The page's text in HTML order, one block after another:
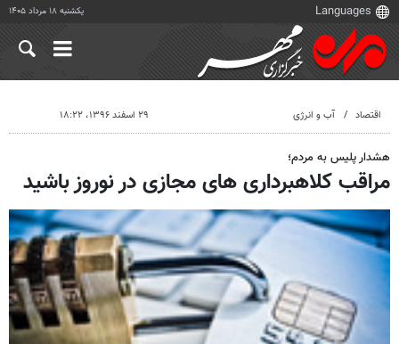
یکشنبه ۱۸ مرداد ۱۴۰۵
اقتصاد آب و انرژی ۲۹ اسفند ۱۳۹۶، ۱۸:۲۲
هشدار پلیس به مردم؛
مراقب کلاهبرداری های مجازی در نوروز باشید